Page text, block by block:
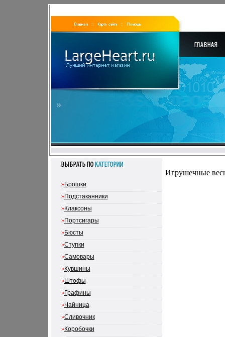
»Брошки
»Подстаканники
»Клаксоны
»Портсигары
»Бюсты
»Ступки
»Самовары
»Кувшины
»Штофы
»Графины
»Чайница
»Сливочник
»Коробочки
Игрушечные